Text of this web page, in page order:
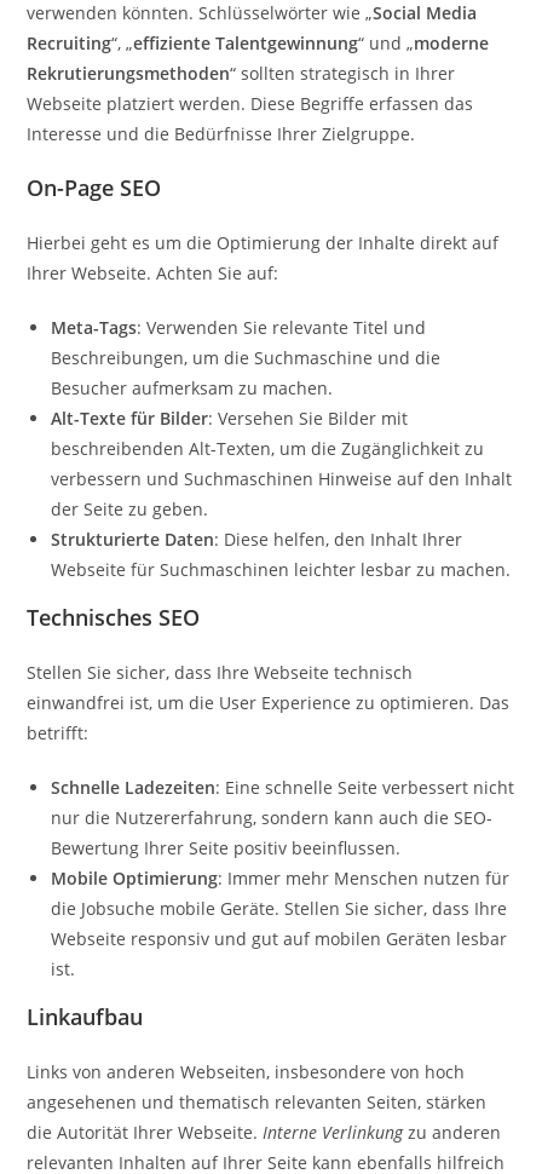
verwenden könnten. Schlüsselwörter wie „Social Media
Recruiting“, „effiziente Talentgewinnung“ und „moderne
Rekrutierungsmethoden“ sollten strategisch in Ihrer
Webseite platziert werden. Diese Begriffe erfassen das
Interesse und die Bedürfnisse Ihrer Zielgruppe.
On-Page SEO
Hierbei geht es um die Optimierung der Inhalte direkt auf
Ihrer Webseite. Achten Sie auf:
Meta-Tags: Verwenden Sie relevante Titel und
Beschreibungen, um die Suchmaschine und die
Besucher aufmerksam zu machen.
Alt-Texte für Bilder: Versehen Sie Bilder mit
beschreibenden Alt-Texten, um die Zugänglichkeit zu
verbessern und Suchmaschinen Hinweise auf den Inhalt
der Seite zu geben.
Strukturierte Daten: Diese helfen, den Inhalt Ihrer
Webseite für Suchmaschinen leichter lesbar zu machen.
Technisches SEO
Stellen Sie sicher, dass Ihre Webseite technisch
einwandfrei ist, um die User Experience zu optimieren. Das
betrifft:
Schnelle Ladezeiten: Eine schnelle Seite verbessert nicht
nur die Nutzererfahrung, sondern kann auch die SEO-
Bewertung Ihrer Seite positiv beeinflussen.
Mobile Optimierung: Immer mehr Menschen nutzen für
die Jobsuche mobile Geräte. Stellen Sie sicher, dass Ihre
Webseite responsiv und gut auf mobilen Geräten lesbar
ist.
Linkaufbau
Links von anderen Webseiten, insbesondere von hoch
angesehenen und thematisch relevanten Seiten, stärken
die Autorität Ihrer Webseite.Interne Verlinkungzu anderen
relevanten Inhalten auf Ihrer Seite kann ebenfalls hilfreich